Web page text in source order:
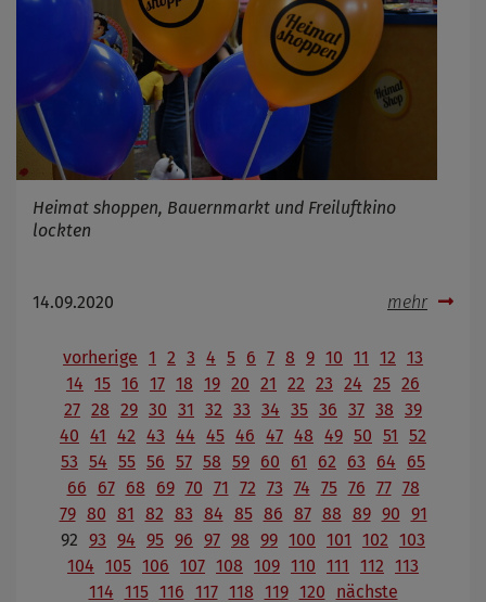
Heimat shoppen, Bauernmarkt und Freiluftkino
lockten
14.09.2020 mehr
vorherige 1 2 3 4 5 6 7 8 9 10 11 12 13
14 15 16 17 18 19 20 21 22 23 24 25 26
27 28 29 30 31 32 33 34 35 36 37 38 39
40 41 42 43 44 45 46 47 48 49 50 51
52
53 54 55 56 57 58 59 60 61 62 63 64
65
66
67 68 69 70 71 72 73 74 75 76 77 78
79 80 81 82 83 84 85 86 87 88 89 90 91
92 93 94 95 96 97 98 99 100 101 102 103
104 105 106 107 108 109 110 111 112 113
114 115 116 117 118 119 120 nächste